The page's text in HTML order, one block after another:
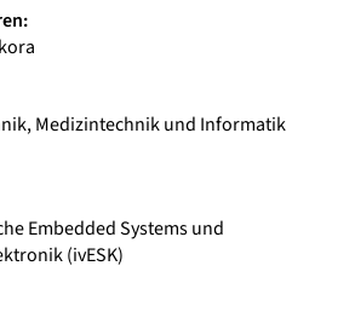
Medizintechnik und Informatik
Embedded Systems und
(ivESK)